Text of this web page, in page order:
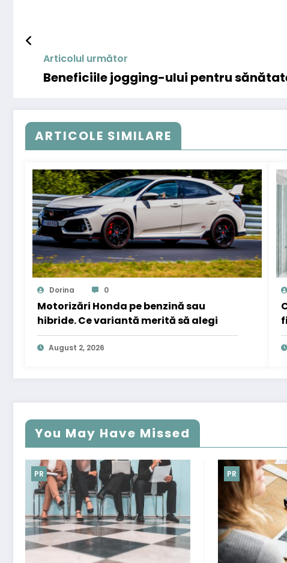
Articolul următor
Beneficiile jogging-ului pentru
ARTICOLE SIMILARE
Dorina 0
Motorizări Honda pe benzină sau
hibride. Ce variantă merită să alegi
August 2, 2026
You May Have Missed
PR PR